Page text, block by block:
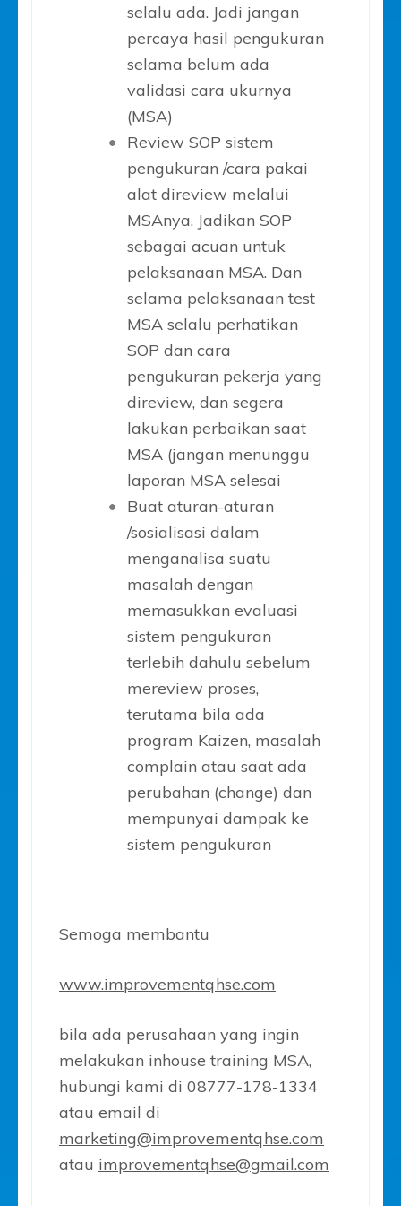
selalu ada. Jadi jangan
percaya hasil pengukuran
selama belum ada
validasi cara ukurnya
(MSA)
Review SOP sistem
pengukuran /cara pakai
alat direview melalui
MSAnya. Jadikan SOP
sebagai acuan untuk
pelaksanaan MSA. Dan
selama pelaksanaan test
MSA selalu perhatikan
SOP dan cara
pengukuran pekerja yang
direview, dan segera
lakukan perbaikan saat
MSA (jangan menunggu
laporan MSA selesai
Buat aturan-aturan
/sosialisasi dalam
menganalisa suatu
masalah dengan
memasukkan evaluasi
sistem pengukuran
terlebih dahulu sebelum
mereview proses,
terutama bila ada
program Kaizen, masalah
complain atau saat ada
perubahan (change) dan
mempunyai dampak ke
sistem pengukuran
Semoga membantu
www.improvementqhse.com
bila ada perusahaan yang ingin
melakukan inhouse training MSA,
hubungi kami di 08777-178-1334
atau email di
marketing@improvementqhse.com
atau improvementqhse@gmail.com